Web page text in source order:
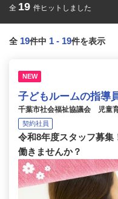
全 19 件ヒットしました
全 19件中 1 - 19件を表示
NEW
子どもルームの指導
千葉市社会福祉協議会 児童
契約社員
令和8年度スタッフ募
働きませんか？